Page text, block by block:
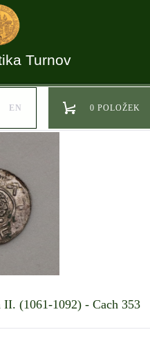
Turnov
EN 0 POLOŽEK
(1061-1092) - Cach 353